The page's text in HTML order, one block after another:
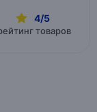
4/5
товаров